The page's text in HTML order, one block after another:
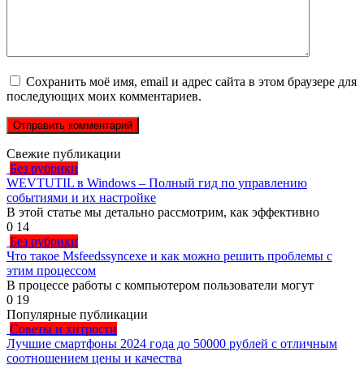
Сохранить моё имя, email и адрес сайта в этом браузере для
последующих моих комментариев.
Свежие публикации
Без рубрики
WEVTUTIL в Windows – Полный гид по управлению
событиями и их настройке
В этой статье мы детально рассмотрим, как эффективно
0 14
Без рубрики
Что такое Msfeedssyncexe и как можно решить проблемы с
этим процессом
В процессе работы с компьютером пользователи могут
0 19
Популярные публикации
Советы и хитрости
Лучшие смартфоны 2024 года до 50000 рублей с отличным
соотношением цены и качества